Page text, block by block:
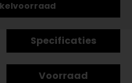
Specificaties
Voorraad